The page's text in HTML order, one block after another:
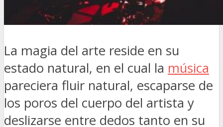
La magia del arte reside en su
estado natural, en el cual la música
pareciera fluir natural, escaparse de
los poros del cuerpo del artista y
deslizarse entre dedos tanto en su